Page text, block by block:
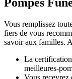
Vous remplissez
fiers de vous
savoir aux familles.
La
meilleures-
Vous recevrez